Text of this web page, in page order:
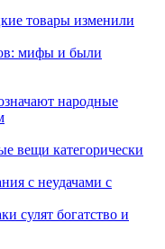
товары изменили
мифы и были
народные
вещи категорически
с неудачами с
сулят богатство и